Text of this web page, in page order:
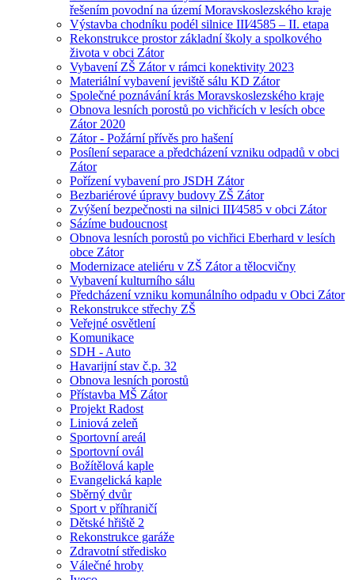
řešením povodní na území Moravskoslezského kraje
Výstavba chodníku podél silnice III⁄4585 – II. etapa
Rekonstrukce prostor základní školy a spolkového
života v obci Zátor
Vybavení ZŠ Zátor v rámci konektivity 2023
Materiální vybavení jeviště sálu KD Zátor
Společné poznávání krás Moravskoslezského kraje
Obnova lesních porostů po vichřicích v lesích obce
Zátor 2020
Zátor - Požární přívěs pro hašení
Posílení separace a předcházení vzniku odpadů v obci
Zátor
Pořízení vybavení pro JSDH Zátor
Bezbariérové úpravy budovy ZŠ Zátor
Zvýšení bezpečnosti na silnici III⁄4585 v obci Zátor
Sázíme budoucnost
Obnova lesních porostů po vichřici Eberhard v lesích
obce Zátor
Modernizace ateliéru v ZŠ Zátor a tělocvičny
Vybavení kulturního sálu
Předcházení vzniku komunálního odpadu v Obci Zátor
Rekonstrukce střechy ZŠ
Veřejné osvětlení
Komunikace
SDH - Auto
Havarijní stav č.p. 32
Obnova lesních porostů
Přístavba MŠ Zátor
Projekt Radost
Liniová zeleň
Sportovní areál
Sportovní ovál
Božítělová kaple
Evangelická kaple
Sběrný dvůr
Sport v příhraničí
Dětské hřiště 2
Rekonstrukce garáže
Zdravotní středisko
Válečné hroby